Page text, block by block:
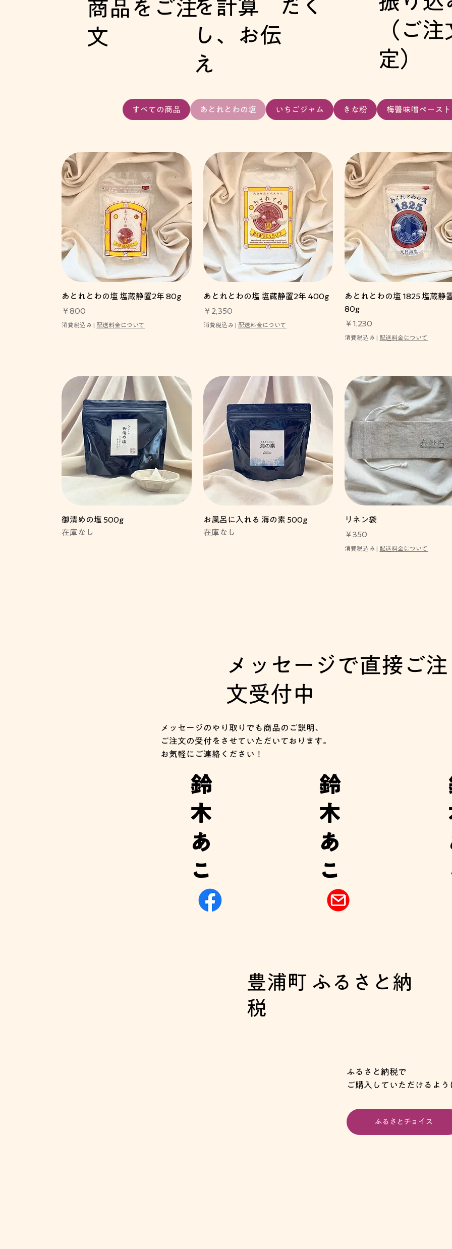
商品をご注
文
を計算
し、お伝
え
だく
（ご
定）
​メッセージで直接ご注
文受付中
メッセージのやり取りでも商品のご説明、
ご注文の受付をさせていただいております。
​お気軽にご連絡ください！
鈴
木
あ
こ
鈴
木
あ
こ
豊浦町 ふるさと納
税
ふるさと納税で
ご購入していただけるよ
ふるさとチョイス
すべての商品 あとれとわの塩 いちごジャム きな粉 梅醬味噌ペースト
あとれとわの塩 塩蔵静置2年 80g
価格
￥800
消費税込み | 配送料金について
あとれとわの塩 塩蔵静置2年 400g
価格
￥2,350
消費税込み | 配送料金について
あとれとわの塩 1825 塩蔵静
80g
価格
￥1,230
消費税込み | 配送料金について
御清めの塩 500g
在庫なし
お風呂に入れる 海の素 500g
在庫なし
リネン袋
価格
￥350
消費税込み | 配送料金について